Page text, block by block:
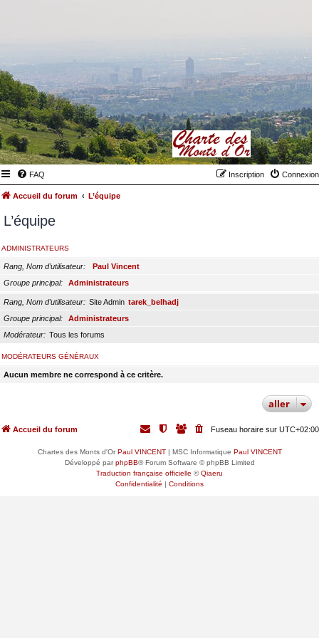
FAQ Connexion
Inscription
Accueil du forum L’équipe
L’équipe
ADMINISTRATEURS
Rang, Nom d’utilisateur
Paul Vincent
Groupe principal
Administrateurs
Rang, Nom d’utilisateur Site Admin tarek_belhadj
Groupe principal
Administrateurs
Modérateur
Tous les forums
MODÉRATEURS GÉNÉRAUX
Aucun membre ne correspond à ce critère.
aller
Accueil du forum Fuseau horaire sur UTC+02:00
Chartes des Monts d'OrPaul VINCENT| MSC Informatique Paul VINCENT
Développé parphpBB® Forum Software © phpBB Limited
Traduction française officielle ©Qiaeru
Confidentialité | Conditions